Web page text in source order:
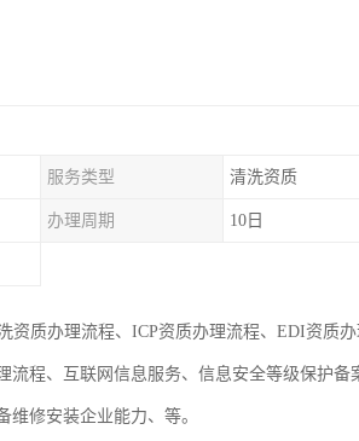
服务类型 清洗资质
办理周期 10日
质办理流程、ICP资质办理流程、EDI资质
程、互联网信息服务、信息安全等级保护备
修安装企业能力、等。